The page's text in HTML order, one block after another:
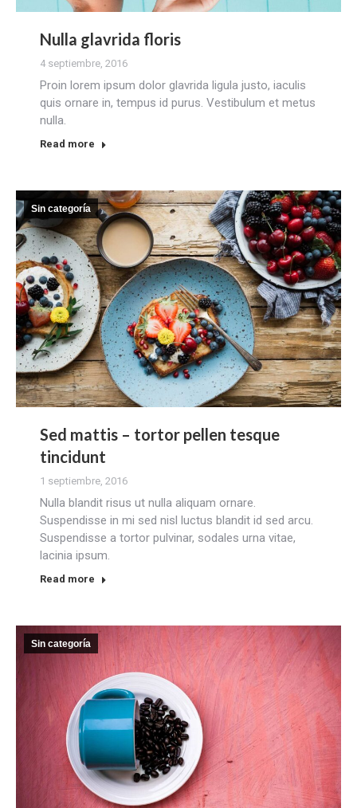
Nulla glavrida floris
4 septiembre, 2016
Proin lorem ipsum dolor glavrida ligula justo, iaculis
quis ornare in, tempus id purus. Vestibulum et metus
nulla.
Read more
Sin categoría
Sed mattis – tortor pellen tesque
tincidunt
1 septiembre, 2016
Nulla blandit risus ut nulla aliquam ornare.
Suspendisse in mi sed nisl luctus blandit id sed arcu.
Suspendisse a tortor pulvinar, sodales urna vitae,
lacinia ipsum.
Read more
Sin categoría